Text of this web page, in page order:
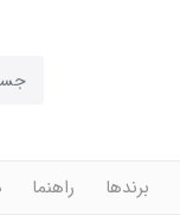
برندها راهنما